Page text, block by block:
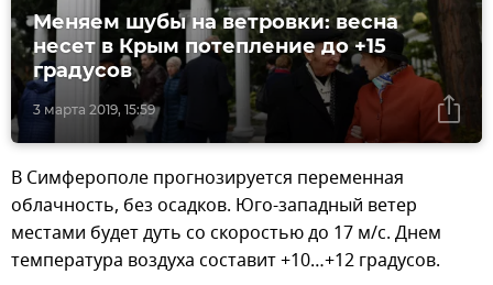
3 марта 2019, 15:59
Меняем шубы на ветровки: весна
несет в Крым потепление до +15
градусов
В Симферополе прогнозируется переменная
облачность, без осадков. Юго-западный ветер
местами будет дуть со скоростью до 17 м/с. Днем
температура воздуха составит +10…+12 градусов.